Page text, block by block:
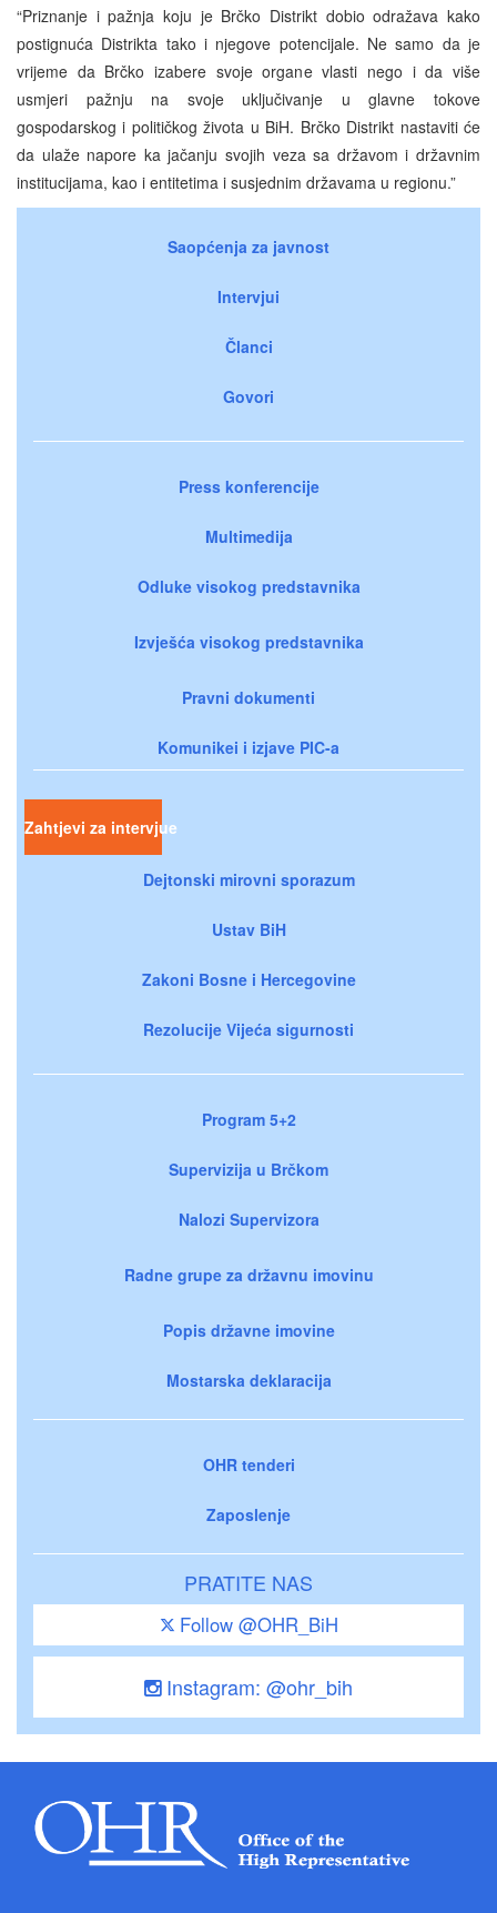
“Priznanje i pažnja koju je Brčko Distrikt dobio odražava kako
postignuća Distrikta tako i njegove potencijale. Ne samo da je
vrijeme da Brčko izabere svoje organe vlasti nego i da više
usmjeri pažnju na svoje uključivanje u glavne tokove
gospodarskog i političkog života u BiH. Brčko Distrikt nastaviti će
da ulaže napore ka jačanju svojih veza sa državom i državnim
institucijama, kao i entitetima i susjednim državama u regionu.”
Saopćenja za javnost
Intervjui
Članci
Govori
Press konferencije
Multimedija
Odluke visokog predstavnika
Izvješća visokog predstavnika
Pravni dokumenti
Komunikei i izjave PIC-a
Zahtjevi za intervjue
Dejtonski mirovni sporazum
Ustav BiH
Zakoni Bosne i Hercegovine
Rezolucije Vijeća sigurnosti
Program 5+2
Supervizija u Brčkom
Nalozi Supervizora
Radne grupe za državnu imovinu
Popis državne imovine
Mostarska deklaracija
OHR tenderi
Zaposlenje
PRATITE NAS
Follow @OHR_BiH
Instagram: @ohr_bih